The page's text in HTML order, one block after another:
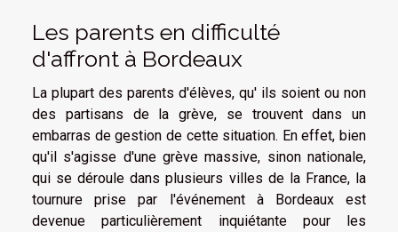
Les parents en difficulté
d'affront à Bordeaux
La plupart des parents d'élèves, qu' ils soient ou non
des partisans de la grève, se trouvent dans un
embarras de gestion de cette situation. En effet, bien
qu'il s'agisse d'une grève massive, sinon nationale,
qui se déroule dans plusieurs villes de la France, la
tournure prise par l'événement à Bordeaux est
devenue particulièrement inquiétante pour les